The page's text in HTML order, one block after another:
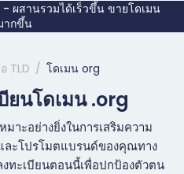
- ผสานรวมได้เร็วขึ้น ขายโดเมน
ากขึ้น
TLD โดเมน org
ยนโดเมน .org
าะอย่างยิ่งในการเสริมความ
ละโปรโมตแบรนด์ของคุณทาง
ทะเบียนตอนนี้เพื่อปกป้องตัวตน